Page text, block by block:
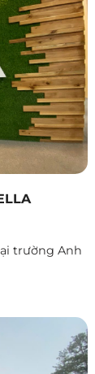
trường Anh